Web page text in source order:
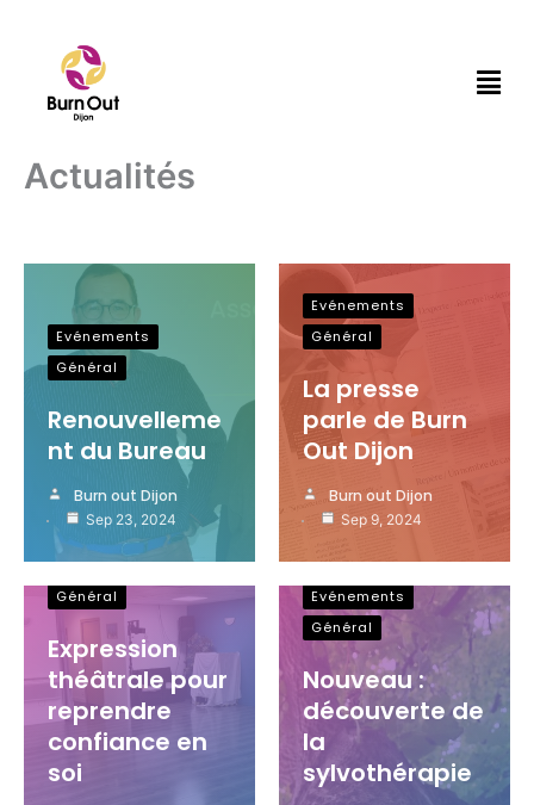
contenu
Actualités
Evénements
Général
Renouvelleme
nt du Bureau
Burn out Dijon
Sep 23, 2024
Evénements
Général
La presse
parle de Burn
Out Dijon
Burn out Dijon
Sep 9, 2024
Evénements
Général
Expression
théâtrale pour
reprendre
confiance en
soi
Evénements
Général
Nouveau :
découverte de
la
sylvothérapie